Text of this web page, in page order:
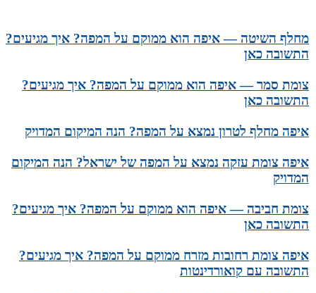
מחלף השיטה — איפה הוא ממוקם על המפה? איך מגיעים?
התשובה כאן
צומת סמר — איפה הוא ממוקם על המפה? איך מגיעים?
התשובה כאן
איפה מחלף לטרון נמצא על המפה? הנה המיקום המדויק
איפה צומת עזקה נמצא על המפה של ישראל? הנה המיקום
המדויק
צומת חביבה — איפה הוא ממוקם על המפה? איך מגיעים?
התשובה כאן
איפה צומת רחובות מזרח ממוקם על המפה? איך מגיעים?
התשובה עם קואורדינטות